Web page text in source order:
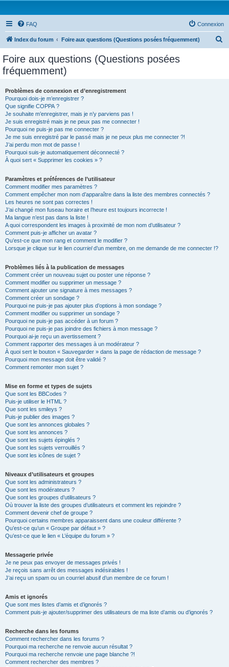
FAQ Connexion
Index du forum Foire aux questions (Questions posées fréquemment)
Foire aux questions (Questions posées
fréquemment)
Problèmes de connexion et d’enregistrement
Pourquoi dois-je m’enregistrer ?
Que signifie COPPA ?
Je souhaite m’enregistrer, mais je n’y parviens pas !
Je suis enregistré mais je ne peux pas me connecter !
Pourquoi ne puis-je pas me connecter ?
Je me suis enregistré par le passé mais je ne peux plus me connecter ?!
J’ai perdu mon mot de passe !
Pourquoi suis-je automatiquement déconnecté ?
À quoi sert « Supprimer les cookies » ?
Paramètres et préférences de l’utilisateur
Comment modifier mes paramètres ?
Comment empêcher mon nom d’apparaître dans la liste des membres connectés ?
Les heures ne sont pas correctes !
J’ai changé mon fuseau horaire et l’heure est toujours incorrecte !
Ma langue n’est pas dans la liste !
A quoi correspondent les images à proximité de mon nom d’utilisateur ?
Comment puis-je afficher un avatar ?
Qu’est-ce que mon rang et comment le modifier ?
Lorsque je clique sur le lien courrield’un membre, on me demande de me connecter !?
Problèmes liés à la publication de messages
Comment créer un nouveau sujet ou poster une réponse ?
Comment modifier ou supprimer un message ?
Comment ajouter une signature à mes messages ?
Comment créer un sondage ?
Pourquoi ne puis-je pas ajouter plus d’options à mon sondage ?
Comment modifier ou supprimer un sondage ?
Pourquoi ne puis-je pas accéder à un forum ?
Pourquoi ne puis-je pas joindre des fichiers à mon message ?
Pourquoi ai-je reçu un avertissement ?
Comment rapporter des messages à un modérateur ?
À quoi sert le bouton « Sauvegarder » dans la page de rédaction de message ?
Pourquoi mon message doit être validé ?
Comment remonter mon sujet ?
Mise en forme et types de sujets
Que sont les BBCodes ?
Puis-je utiliser le HTML ?
Que sont les smileys ?
Puis-je publier des images ?
Que sont les annonces globales ?
Que sont les annonces ?
Que sont les sujets épinglés ?
Que sont les sujets verrouillés ?
Que sont les icônes de sujet ?
Niveaux d’utilisateurs et groupes
Que sont les administrateurs ?
Que sont les modérateurs ?
Que sont les groupes d’utilisateurs ?
Où trouver la liste des groupes d’utilisateurs et comment les rejoindre ?
Comment devenir chef de groupe ?
Pourquoi certains membres apparaissent dans une couleur différente ?
Qu’est-ce qu’un « Groupe par défaut » ?
Qu’est-ce que le lien « L’équipe du forum » ?
Messagerie privée
Je ne peux pas envoyer de messages privés !
Je reçois sans arrêt des messages indésirables !
J’ai reçu un spam ou un courriel abusif d’un membre de ce forum !
Amis et ignorés
Que sont mes listes d’amis et d’ignorés ?
Comment puis-je ajouter/supprimer des utilisateurs de ma liste d’amis ou d’ignorés ?
Recherche dans les forums
Comment rechercher dans les forums ?
Pourquoi ma recherche ne renvoie aucun résultat ?
Pourquoi ma recherche renvoie une page blanche ?!
Comment rechercher des membres ?